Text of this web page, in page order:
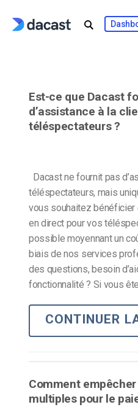
Est-ce que Dacast
d’assistance à la
téléspectateurs ?
Dacast ne fournit pas
téléspectateurs, mais
vous souhaitez bénéficier
en direct pour vos
possible moyennant un
biais de nos services
des questions, besoin
fonctionnalité ? Si vous
CONTINUER
Comment
multiples pour le